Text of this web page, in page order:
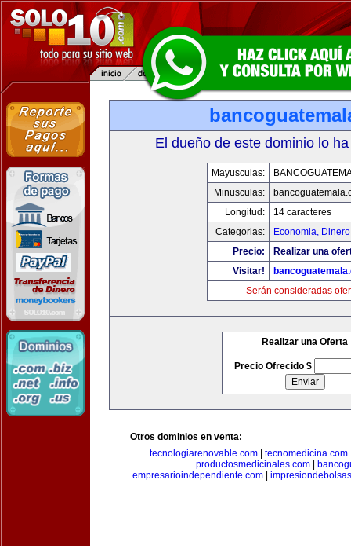
El dueño de este dominio lo
Mayusculas:
Minusculas:
Longitud:
14 caracteres
Categorias:
Economia,
Precio:
Realizar una
Visitar!
Serán consideradas
Realizar una Oferta
Precio Ofrecido $
Otros dominios en venta:
tecnologiarenovable.com
tecnomedicina.com
productosmedicinales.com|
empresarioindependiente.com